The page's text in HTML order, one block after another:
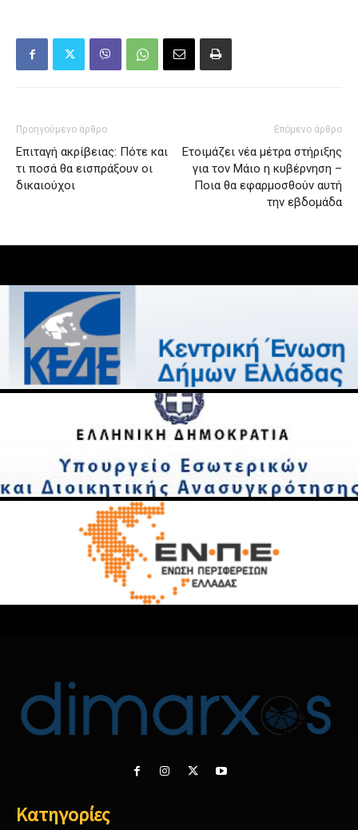
Προηγούμενο άρθρο
Επιταγή ακρίβειας: Πότε και
τι ποσά θα εισπράξουν οι
δικαιούχοι
Επόμενο άρθρο
Ετοιμάζει νέα μέτρα στήριξης
για τον Μάιο η κυβέρνηση –
Ποια θα εφαρμοσθούν αυτή
την εβδομάδα
Κατηγορίες